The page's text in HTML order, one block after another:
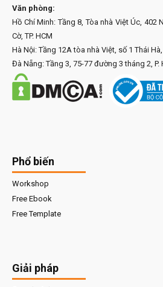
Văn phòng:
Hồ Chí Minh: Tầng 8, Tòa nhà Việt Úc, 402
Cờ, TP. HCM
Hà Nội: Tầng 12A tòa nhà Việt, số 1 Thái
Đà Nẵng: Tầng 3, 75-77 đường 3 tháng 2, P.
Phổ biến
Workshop
Free Ebook
Free Template
Giải pháp